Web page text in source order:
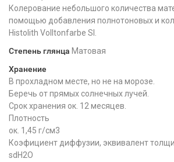
Колерование небольшого количества
помощью добавления полнотоновых и
Histolith Volltonfarbe SI.
Степень глянца Матовая
Хранение
В прохладном месте, но не на морозе.
Беречь от прямых солнечных лучей.
Срок хранения ок. 12 месяцев.
Плотность
ок. 1,45 г/см3
Коэфициент диффузии, эквивалент
sdH2O